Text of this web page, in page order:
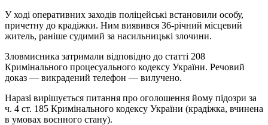
У ході оперативних заходів поліцейські встановили особу,
причетну до крадіжки. Ним виявився 36-річний місцевий
житель, раніше судимий за насильницькі злочини.
Зловмисника затримали відповідно до статті 208
Кримінального процесуального кодексу України. Речовий
доказ — викрадений телефон — вилучено.
Наразі вирішується питання про оголошення йому підозри за
ч. 4 ст. 185 Кримінального кодексу України (крадіжка, вчинена
в умовах воєнного стану).